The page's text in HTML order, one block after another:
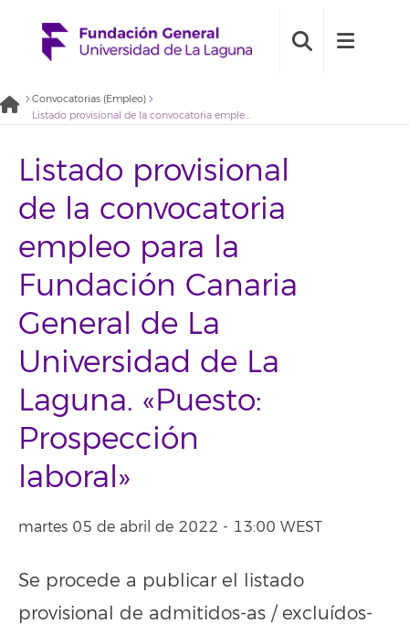
Convocatorias (Empleo)
Listado provisional de la convocatoria empleo para la Fundación Canaria General de La Universidad de La Laguna. «Puesto: Prospección laboral»
Listado provisional
de la convocatoria
empleo para la
Fundación Canaria
General de La
Universidad de La
Laguna. «Puesto:
Prospección
laboral»
martes 05 de abril de 2022 - 13:00 WEST
Se procede a publicar el listado
provisional de admitidos-as / excluídos-